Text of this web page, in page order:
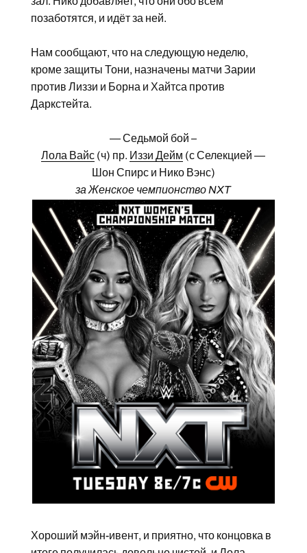
позаботятся, и идёт за ней.
Нам сообщают, что на следующую неделю,
кроме защиты Тони, назначены матчи Зарии
против Лиззи и Борна и Хайтса против
Даркстейта.
— Седьмой бой –
Лола Вайс (ч) пр. Иззи Дейм (с Селекцией —
Шон Спирс и Нико Вэнс)
за Женское чемпионство NXT
Хороший мэйн-ивент, и приятно, что концовка в